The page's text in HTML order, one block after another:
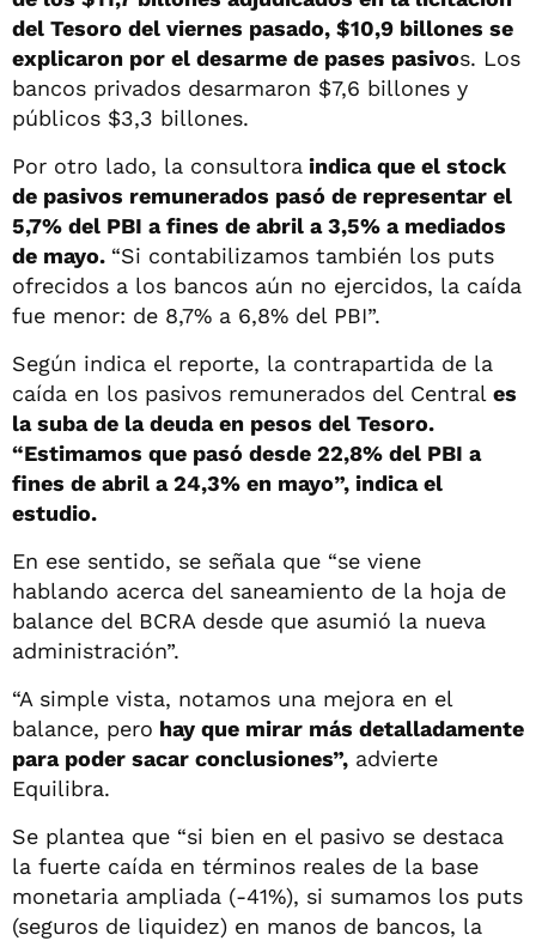
del Tesoro del viernes pasado, $10,9 billones se
explicaron por el desarme de pases pasivos. Los
bancos privados desarmaron $7,6 billones y
públicos $3,3 billones.
Por otro lado, la consultora indica que el stock
de pasivos remunerados pasó de representar el
5,7% del PBI a fines de abril a 3,5% a mediados
de mayo. “Si contabilizamos también los puts
ofrecidos a los bancos aún no ejercidos, la caída
fue menor: de 8,7% a 6,8% del PBI”.
Según indica el reporte, la contrapartida de la
caída en los pasivos remunerados del Central es
la suba de la deuda en pesos del Tesoro.
“Estimamos que pasó desde 22,8% del PBI a
fines de abril a 24,3% en mayo”, indica el
estudio.
En ese sentido, se señala que “se viene
hablando acerca del saneamiento de la hoja de
balance del BCRA desde que asumió la nueva
administración”.
“A simple vista, notamos una mejora en el
balance, pero hay que mirar más detalladamente
para poder sacar conclusiones”, advierte
Equilibra.
Se plantea que “si bien en el pasivo se destaca
la fuerte caída en términos reales de la base
monetaria ampliada (-41%), si sumamos los puts
(seguros de liquidez) en manos de bancos, la